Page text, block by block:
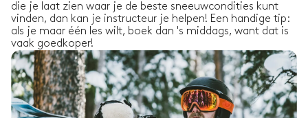
die je laat zien waar je de beste sneeuwcondities kunt
vinden, dan kan je instructeur je helpen! Een handige tip:
als je maar één les wilt, boek dan 's middags, want dat is
vaak goedkoper!